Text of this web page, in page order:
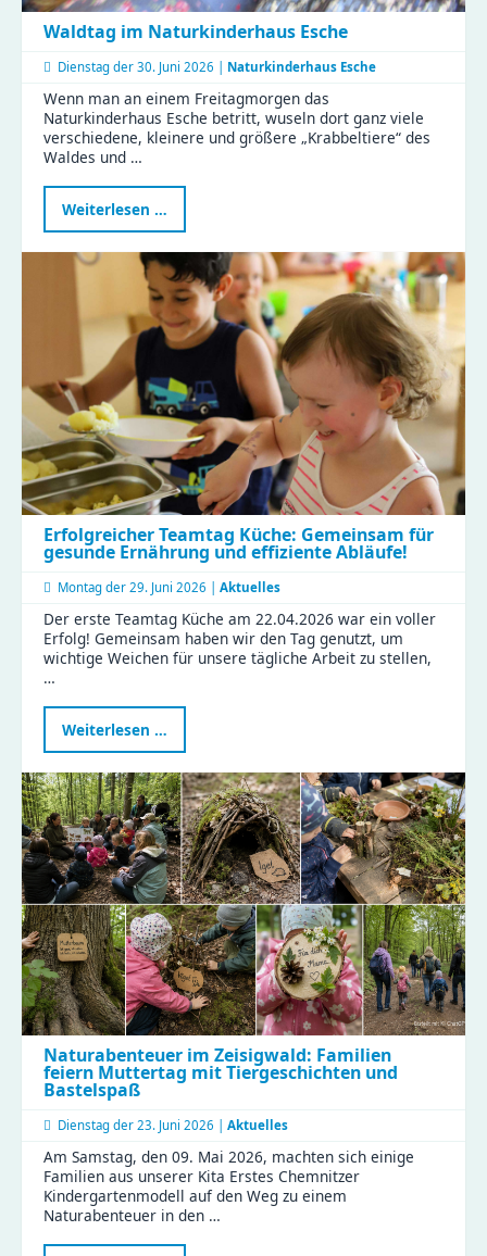
Waldtag im Naturkinderhaus Esche
Dienstag der 30. Juni 2026 | Naturkinderhaus Esche
Wenn man an einem Freitagmorgen das
Naturkinderhaus Esche betritt, wuseln dort ganz viele
verschiedene, kleinere und größere „Krabbeltiere“ des
Waldes und …
Weiterlesen …
im
Esche
Erfolgreicher Teamtag Küche: Gemeinsam für
gesunde Ernährung und effiziente Abläufe!
Montag der 29. Juni 2026 | Aktuelles
Der erste Teamtag Küche am 22.04.2026 war ein voller
Erfolg! Gemeinsam haben wir den Tag genutzt, um
wichtige Weichen für unsere tägliche Arbeit zu stellen,
…
Weiterlesen …
Teamtag
Küche:
Gemeinsam
für
gesunde
Ernährung
und
effiziente
Abläufe!
Naturabenteuer im Zeisigwald: Familien
feiern Muttertag mit Tiergeschichten und
Bastelspaß
Dienstag der 23. Juni 2026 | Aktuelles
Am Samstag, den 09. Mai 2026, machten sich einige
Familien aus unserer Kita Erstes Chemnitzer
Kindergartenmodell auf den Weg zu einem
Naturabenteuer in den …